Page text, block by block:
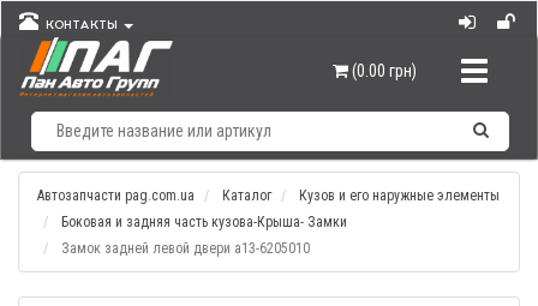
КОНТАКТЫ
(0.00 грн)
Автозапчасти pag.com.ua Каталог
Кузов и его наружные элементы
Боковая и задняя часть кузова-Крыша- Замки
Замок задней левой двери а13-6205010